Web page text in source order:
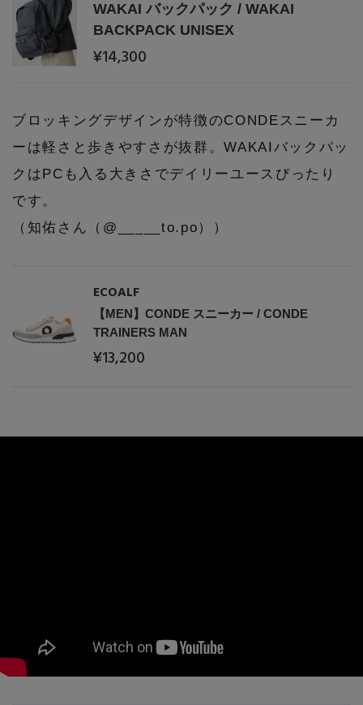
WAKAI バックパック / WAKAI
BACKPACK UNISEX
¥14,300
ブロッキングデザインが特徴のCONDEスニーカ
ーは軽さと歩きやすさが抜群。WAKAIバックパッ
クはPCも入る大きさでデイリーユースぴったり
です。
（知佑さん（@_____to.po））
ECOALF
【MEN】CONDE スニーカー / CONDE
TRAINERS MAN
¥13,200